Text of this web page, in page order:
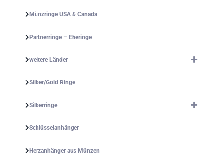
Münzringe USA & Canada
Partnerringe – Eheringe
weitere Länder
Silber/Gold Ringe
Silberringe
Schlüsselanhänger
Herzanhänger aus Münzen